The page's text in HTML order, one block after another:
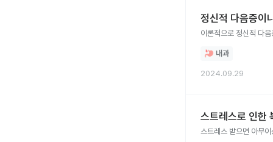
정신적 다음증이
이론적으로 정신적 다
내과
2024.09.29
스트레스로 인한
스트레스 받으면 아무